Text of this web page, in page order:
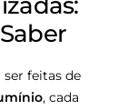
ser feitas de
, cada